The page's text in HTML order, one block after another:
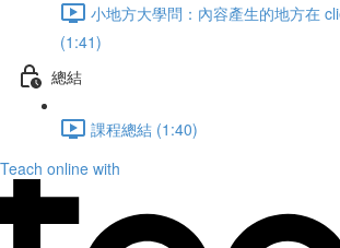
小地方大學問：內容產生的地方在
(1:41)
總結
課程總結 (1:40)
Teach online with